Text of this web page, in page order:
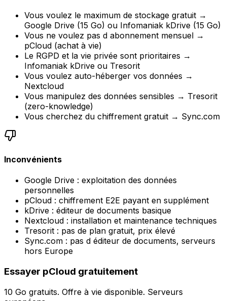
Vous voulez le maximum de stockage gratuit →
Google Drive (15 Go) ou Infomaniak kDrive (15 Go)
Vous ne voulez pas d abonnement mensuel →
pCloud (achat à vie)
Le RGPD et la vie privée sont prioritaires →
Infomaniak kDrive ou Tresorit
Vous voulez auto-héberger vos données →
Nextcloud
Vous manipulez des données sensibles → Tresorit
(zero-knowledge)
Vous cherchez du chiffrement gratuit → Sync.com
Inconvénients
Google Drive : exploitation des données
personnelles
pCloud : chiffrement E2E payant en supplément
kDrive : éditeur de documents basique
Nextcloud : installation et maintenance techniques
Tresorit : pas de plan gratuit, prix élevé
Sync.com : pas d éditeur de documents, serveurs
hors Europe
Essayer pCloud gratuitement
10 Go gratuits. Offre à vie disponible. Serveurs